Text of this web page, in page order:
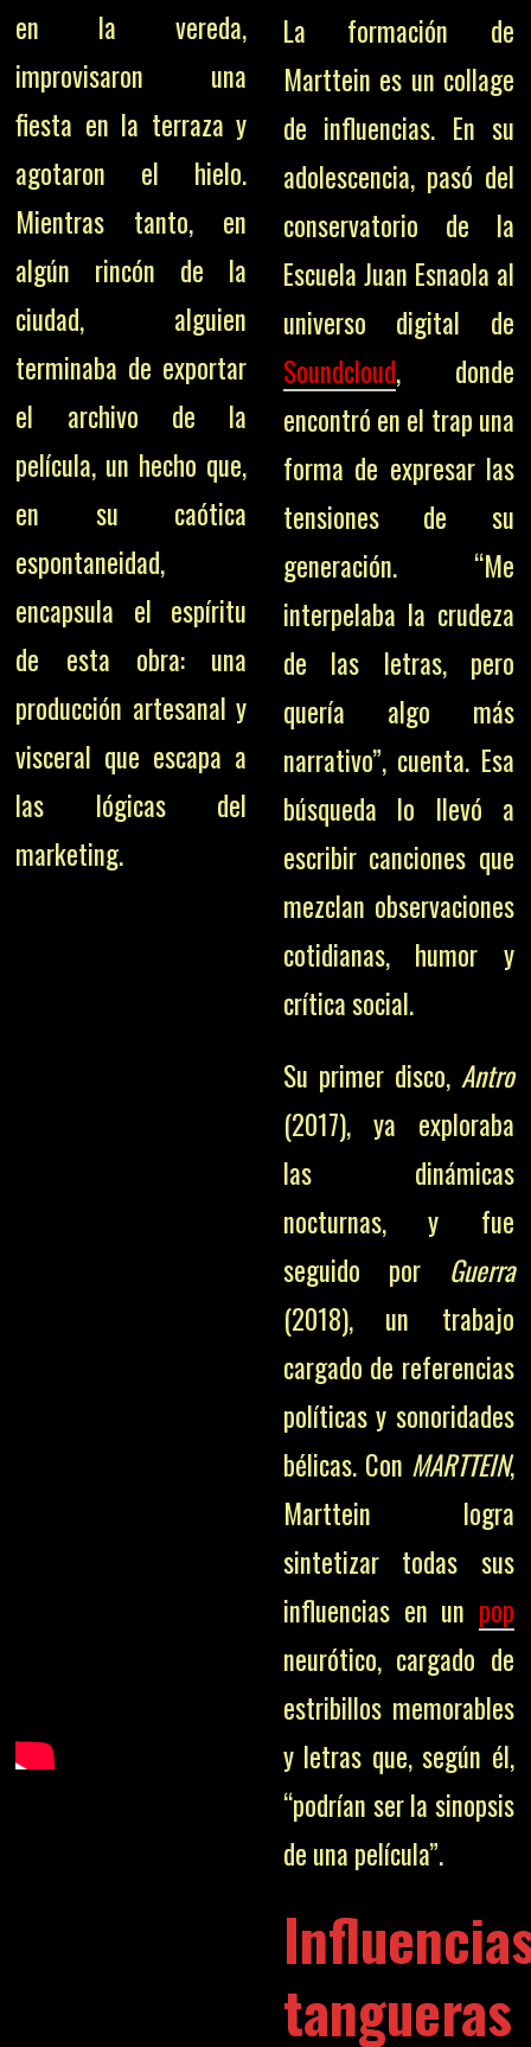
en la vereda,
improvisaron una
fiesta en la terraza y
agotaron el hielo.
Mientras tanto, en
algún rincón de la
ciudad, alguien
terminaba de exportar
el archivo de la
película, un hecho que,
en su caótica
espontaneidad,
encapsula el espíritu
de esta obra: una
producción artesanal y
visceral que escapa a
las lógicas del
marketing.
La formación de
Marttein es un collage
de influencias. En su
adolescencia, pasó del
conservatorio de la
Escuela Juan Esnaola al
universo digital de
Soundcloud, donde
encontró en el trap una
forma de expresar las
tensiones de su
generación. “Me
interpelaba la crudeza
de las letras, pero
quería algo más
narrativo”, cuenta. Esa
búsqueda lo llevó a
escribir canciones que
mezclan observaciones
cotidianas, humor y
crítica social.
Su primer disco, Antro
(2017), ya exploraba
las dinámicas
nocturnas, y fue
seguido por Guerra
(2018), un trabajo
cargado de referencias
políticas y sonoridades
bélicas. Con MARTTEIN,
Marttein logra
sintetizar todas sus
influencias en un pop
neurótico, cargado de
estribillos memorables
y letras que, según él,
“podrían ser la sinopsis
de una película”.
tangueras